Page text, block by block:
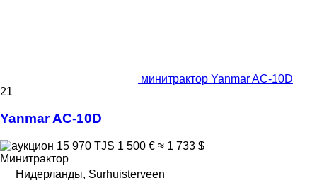
минитрактор Yanmar AC-10D
21
Yanmar AC-10D
15 970 TJS 1 500 € ≈ 1 733 $
Минитрактор
Нидерланды, Surhuisterveen